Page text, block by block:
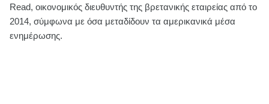
Read, οικονομικός διευθυντής της βρετανικής εταιρείας από το
2014, σύμφωνα με όσα μεταδίδουν τα αμερικανικά μέσα
ενημέρωσης.